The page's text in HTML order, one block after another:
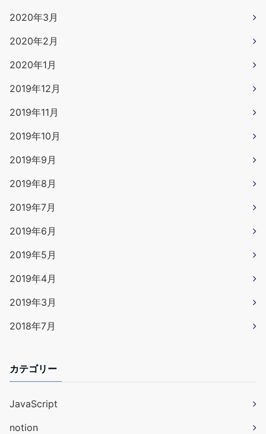
2020年3月
2020年2月
2020年1月
2019年12月
2019年11月
2019年10月
2019年9月
2019年8月
2019年7月
2019年6月
2019年5月
2019年4月
2019年3月
2018年7月
カテゴリー
JavaScript
notion